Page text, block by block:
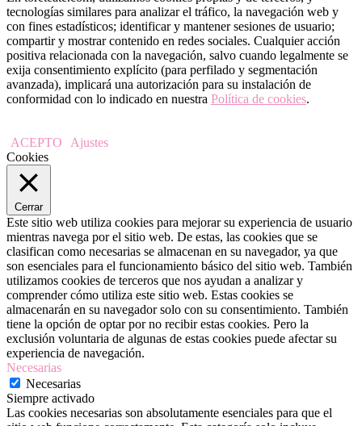
tecnologías similares para analizar el tráfico, la navegación web y
con fines estadísticos; identificar y mantener sesiones de usuario;
compartir y mostrar contenido en redes sociales. Cualquier acción
positiva relacionada con la navegación, salvo cuando legalmente se
exija consentimiento explícito (para perfilado y segmentación
avanzada), implicará una autorización para su instalación de
conformidad con lo indicado en nuestra Política de cookies.
ACEPTO
Ajustes
Cookies
Cerrar
Este sitio web utiliza cookies para mejorar su experiencia de usuario
mientras navega por el sitio web. De estas, las cookies que se
clasifican como necesarias se almacenan en su navegador, ya que
son esenciales para el funcionamiento básico del sitio web. También
utilizamos cookies de terceros que nos ayudan a analizar y
comprender cómo utiliza este sitio web. Estas cookies se
almacenarán en su navegador solo con su consentimiento. También
tiene la opción de optar por no recibir estas cookies. Pero la
exclusión voluntaria de algunas de estas cookies puede afectar su
experiencia de navegación.
Necesarias
Necesarias
Siempre activado
Las cookies necesarias son absolutamente esenciales para que el